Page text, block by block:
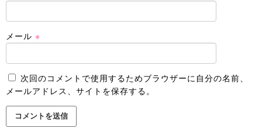
メール ※
次回のコメントで使用するためブラウザーに自分の名前、
メールアドレス、サイトを保存する。